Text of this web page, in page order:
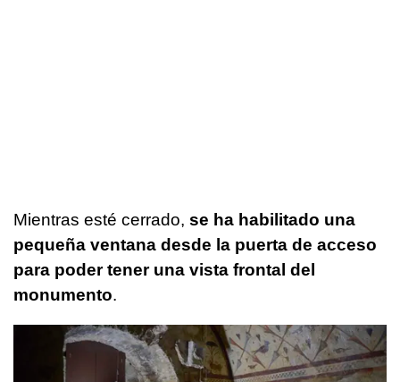
Mientras esté cerrado, se ha habilitado una
pequeña ventana desde la puerta de acceso
para poder tener una vista frontal del
monumento.